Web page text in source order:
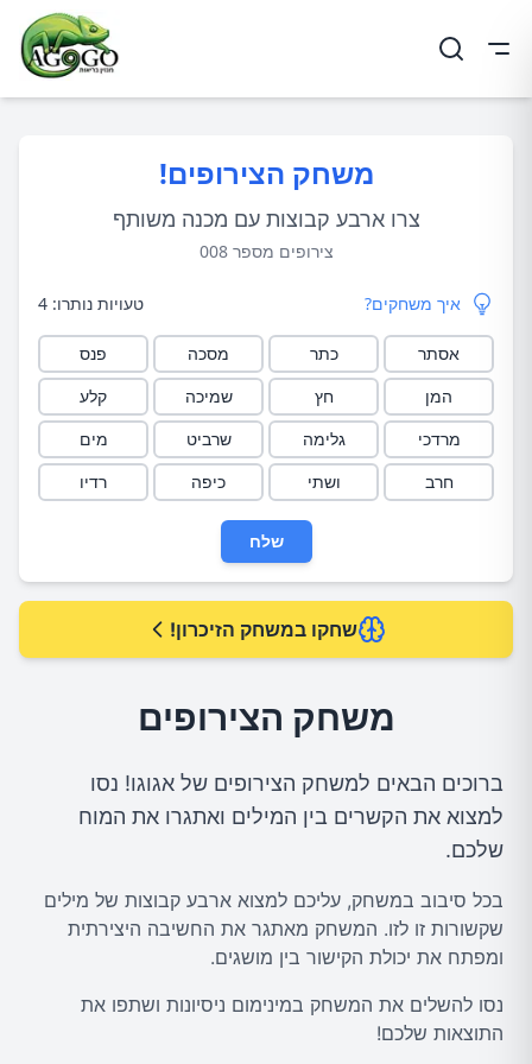
משחק הצירופים!
צרו ארבע קבוצות עם מכנה משותף
צירופים מספר008
איך משחקים? טעויות נותרו: 4
אסתר כתר מסכה
פנס
המן
חץ שמיכה
קלע
מרדכי
גלימה שרביט
מים
חרב
ושתי כיפה רדיו
שלח
שחקו במשחק הזיכרון!
משחק הצירופים
ברוכים הבאים למשחק הצירופים של אגוגו! נסו
למצוא את הקשרים בין המילים ואתגרו את המוח
שלכם.
בכל סיבוב במשחק, עליכם למצוא ארבע קבוצות של מילים
שקשורות זו לזו. המשחק מאתגר את החשיבה היצירתית
ומפתח את יכולת הקישור בין מושגים.
נסו להשלים את המשחק במינימום ניסיונות ושתפו את
התוצאות שלכם!